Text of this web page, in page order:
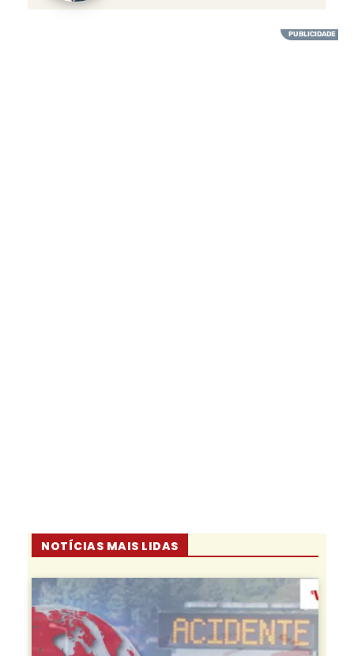
NOTÍCIAS MAIS LIDAS